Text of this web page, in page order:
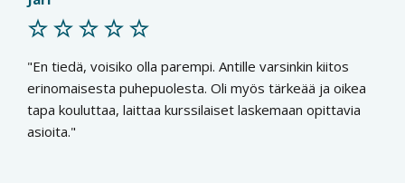
En tiedä, voisiko olla parempi. Antille varsinkin kiitos
erinomaisesta puhepuolesta. Oli myös tärkeää ja oikea
tapa kouluttaa, laittaa kurssilaiset laskemaan opittavia
asioita.